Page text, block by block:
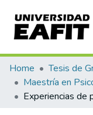
Communities &
All of DSpace
Home Tesis de